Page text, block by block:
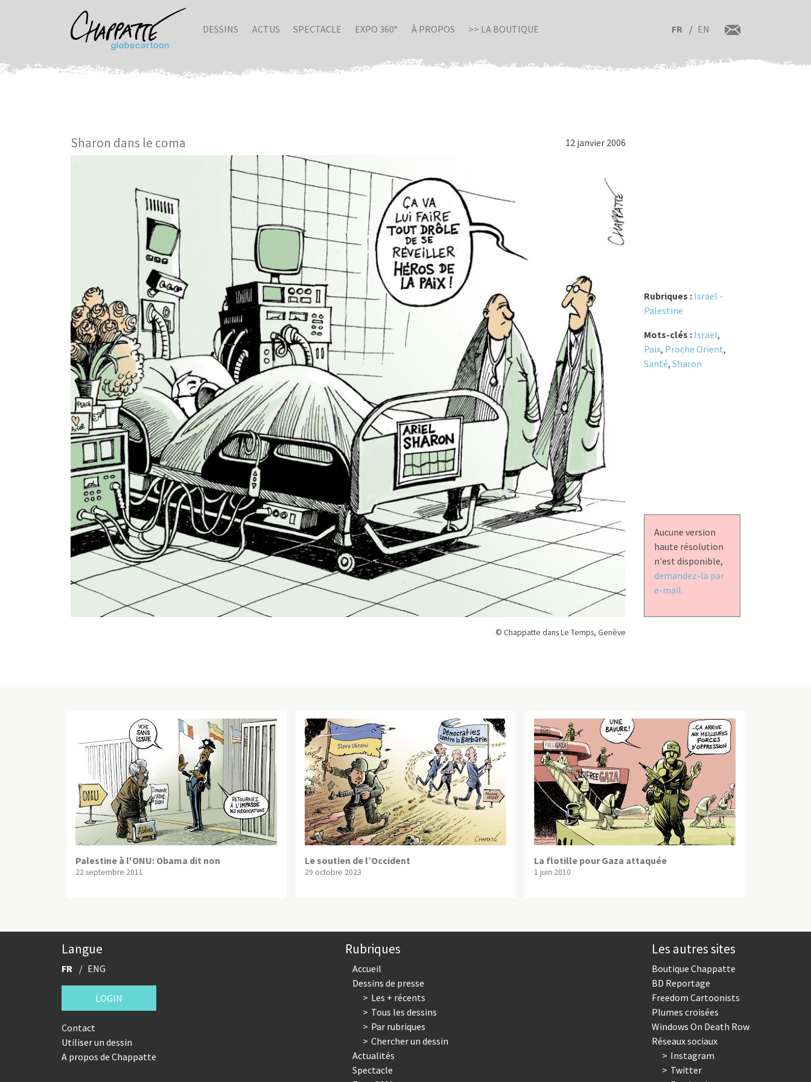
DESSINS ACTUS SPECTACLE EXPO 360° À PROPOS >> LA BOUTIQUE FR EN
Sharon dans le coma 12 janvier 2006
© Chappatte dans Le Temps, Genève
Rubriques : Israel -
Palestine
Mots-clés : Israel,
Paix, Proche Orient,
Santé, Sharon
Aucune version
haute résolution
n'est disponible,
demandez-la par
e-mail.
Palestine à l'ONU: Obama dit non
22 septembre 2011
Le soutien de l’Occident
29 octobre 2023
La flotille pour Gaza attaquée
1 juin 2010
Langue
FR ENG
LOGIN
Contact
Utiliser un dessin
A propos de Chappatte
Rubriques
Accueil
Dessins de presse
Les + récents
Tous les dessins
Par rubriques
Chercher un dessin
Actualités
Spectacle
Les autres sites
Boutique Chappatte
BD Reportage
Freedom Cartoonists
Plumes croisées
Windows On Death Row
Réseaux sociaux
Instagram
Twitter